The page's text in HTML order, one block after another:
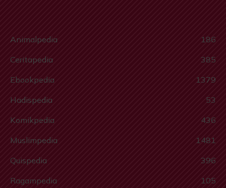
Animalpedia
186
Ceritapedia
385
Ebookpedia
1379
Hadispedia
53
Komikpedia
436
Muslimpedia
1481
Quispedia
396
Ragampedia
105